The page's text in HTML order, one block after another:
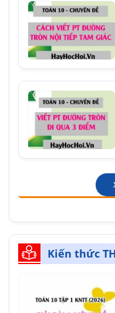
Kiến thức